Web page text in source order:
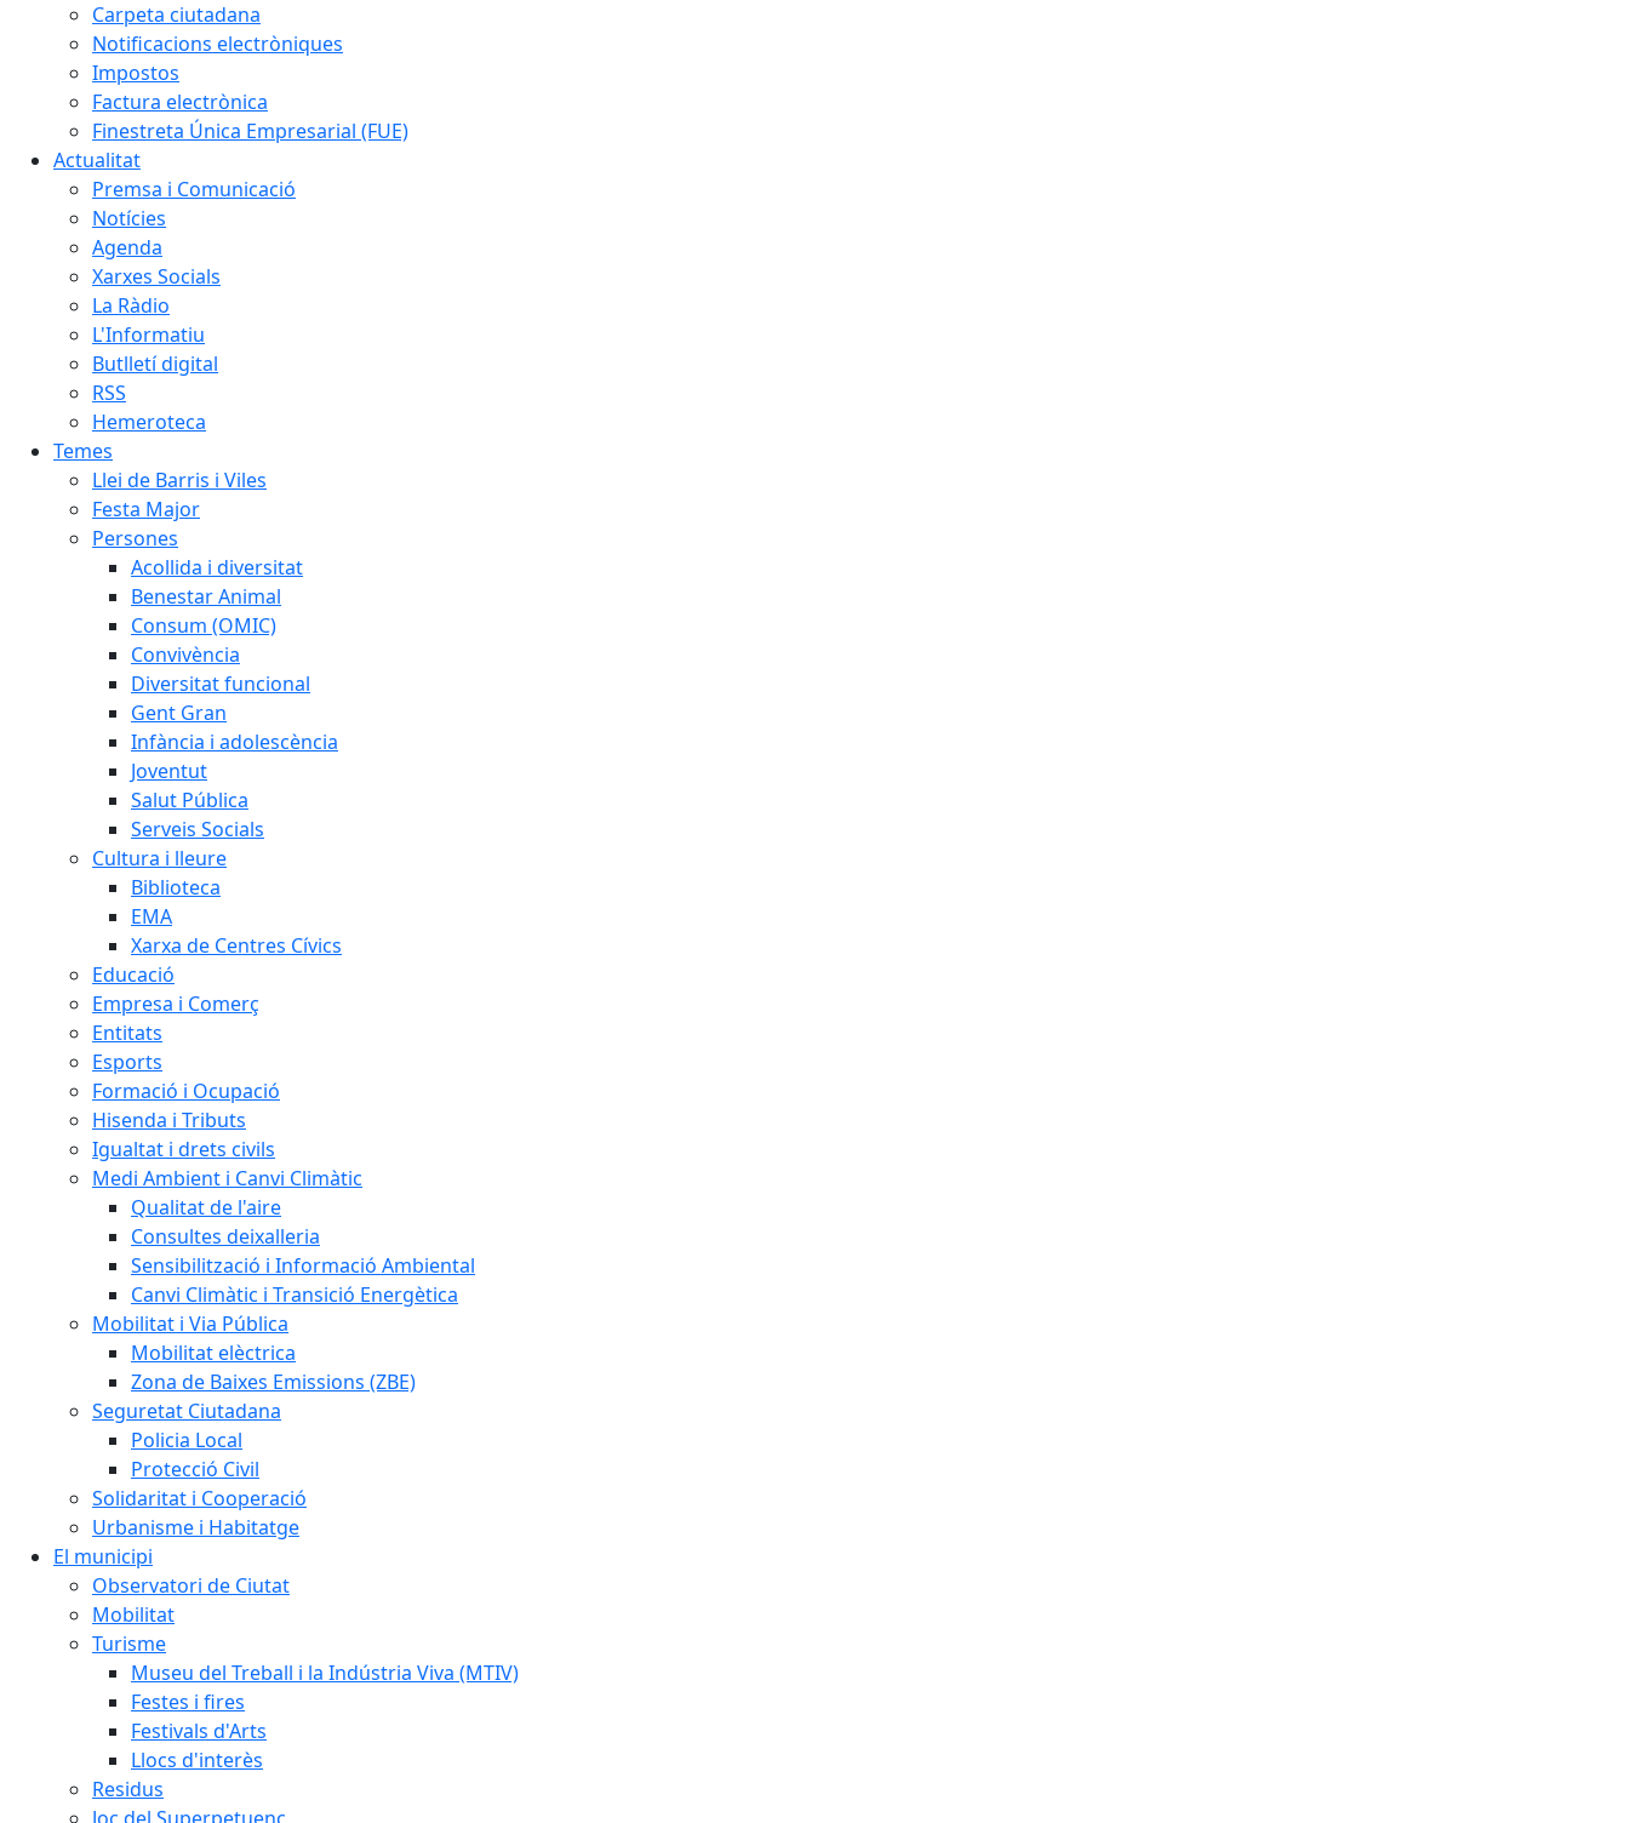
Carpeta ciutadana
Notificacions electròniques
Impostos
Factura electrònica
Finestreta Única Empresarial (FUE)
Actualitat
Premsa i Comunicació
Notícies
Agenda
Xarxes Socials
La Ràdio
L'Informatiu
Butlletí digital
RSS
Hemeroteca
Temes
Llei de Barris i Viles
Festa Major
Persones
Acollida i diversitat
Benestar Animal
Consum (OMIC)
Convivència
Diversitat funcional
Gent Gran
Infància i adolescència
Joventut
Salut Pública
Serveis Socials
Cultura i lleure
Biblioteca
EMA
Xarxa de Centres Cívics
Educació
Empresa i Comerç
Entitats
Esports
Formació i Ocupació
Hisenda i Tributs
Igualtat i drets civils
Medi Ambient i Canvi Climàtic
Qualitat de l'aire
Consultes deixalleria
Sensibilització i Informació Ambiental
Canvi Climàtic i Transició Energètica
Mobilitat i Via Pública
Mobilitat elèctrica
Zona de Baixes Emissions (ZBE)
Seguretat Ciutadana
Policia Local
Protecció Civil
Solidaritat i Cooperació
Urbanisme i Habitatge
El municipi
Observatori de Ciutat
Mobilitat
Turisme
Museu del Treball i la Indústria Viva (MTIV)
Festes i fires
Festivals d'Arts
Llocs d'interès
Residus